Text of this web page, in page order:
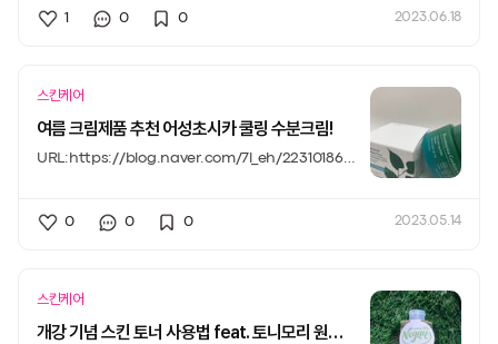
1
0 0 2023.06.18
스킨케어
여름 크림제품 추천 어성초시카 쿨링 수분크림!
URL:https://blog.naver.com/7l_eh/223101867
0 0 0 2023.05.14
스킨케어
개강 기념 스킨 토너 사용법 feat. 토니모리 원더 비건 라벨 세라마이드 모찌 진정 토너